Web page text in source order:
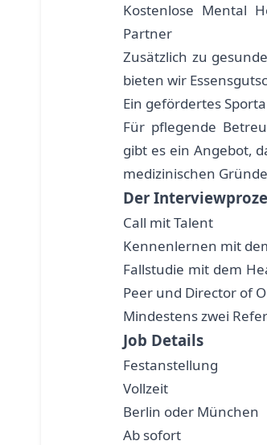
Kostenlose Mental
Partner
Zusätzlich zu
bieten wir
Ein gefördertes
Für pflegende
gibt es ein Angebot,
medizinischen
Der
Call mit Talent
Kennenlernen mit
Fallstudie mit dem
Peer und Director of
Mindestens zwei
Job Details
Festanstellung
Vollzeit
Berlin oder München
Ab sofort